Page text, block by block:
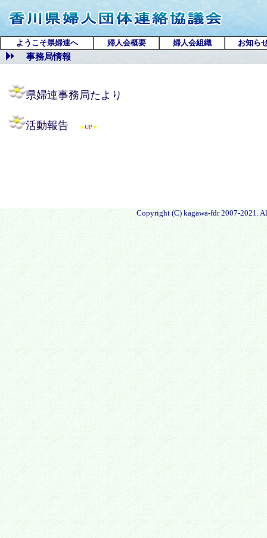
ようこそ県婦連へ 婦人会概要 婦人会組織 お知ら
事務局情報
県婦連事務局たより
活動報告 ★UP★
Copyright (C) kagawa-fdr 2007-2021.